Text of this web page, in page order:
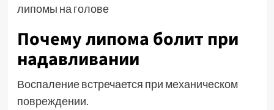
Почему липома болит при
надавливании
Воспаление встречается при механическом
повреждении.